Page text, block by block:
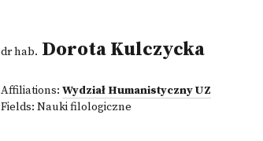
dr hab. Dorota Kulczycka
Affiliations: Wydział Humanistyczny UZ
Fields: Nauki filologiczne